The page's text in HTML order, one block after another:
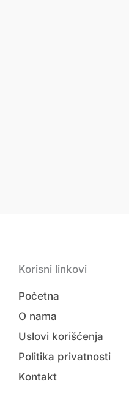
Korisni linkovi
Početna
O nama
Uslovi korišćenja
Politika privatnosti
Kontakt